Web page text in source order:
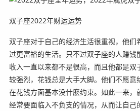
双子座2022年财运运势
双子座对于自己的经济生活很重视，他们
过更富裕的生活。只不过双子座的人赚钱
收入一直以来都不是很高，而且他都是双
较强烈，花钱总是大手大脚。他们不愿意
在花钱方面基本没什麽约束。如此一来，
经常要面临入不负支的情况，从而让自己